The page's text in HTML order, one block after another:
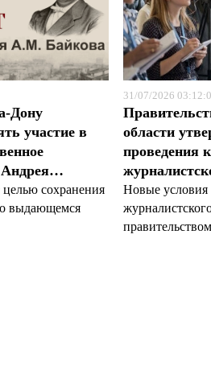
Дону
участие в
Андрея…
сохранения
о выдающемся
31/07/2026
области
проведения
Новые условия